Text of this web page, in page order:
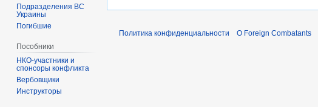
Подразделения ВС
Украины
Погибшие
Пособники
спонсоры конфликта
‏‎Вербовщики
Инструкторы
Политика конфиденциальности О Foreign Combatants